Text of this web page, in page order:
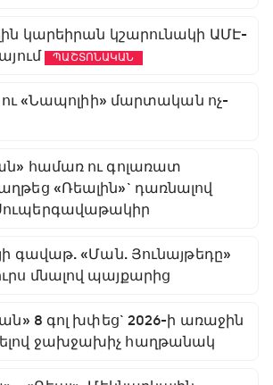
կարեիրան կշարունակի ԱՄԷ-
ՊԱՇՏՈՆԱԿԱՆ
«Նապոլիի» մարտական ոչ-
համառ ու գոլառատ
«Ռեալին»` դառնալով
գավաթ. «Ման. Յունայթեդը»
մնալով պայքարից
8 գոլ խփեց` 2026-ի առաջին
ջախջախիչ հաղթանակ